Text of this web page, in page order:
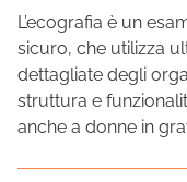
L’ecografia è un
sicuro, che utilizza
dettagliate degli
struttura e
anche a donne in